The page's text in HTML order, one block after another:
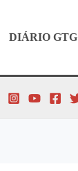
DIÁRIO GTG